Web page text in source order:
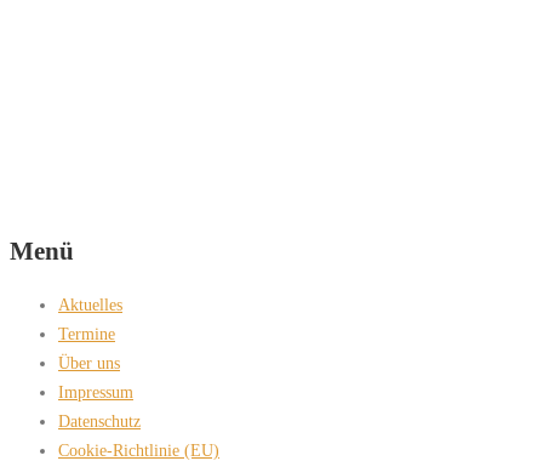
Menü
Aktuelles
Termine
Über uns
Impressum
Datenschutz
Cookie-Richtlinie (EU)